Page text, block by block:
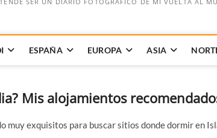
ESPAÑA EUROPA ASIA
Mis alojamientos
muy exquisitos para buscar sitios donde dormir en